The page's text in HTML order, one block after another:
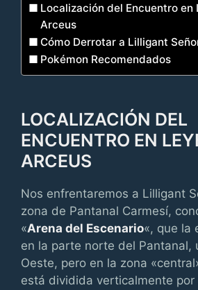
Localización del Encuentro en
Arceus
Cómo Derrotar a Lilligant
Pokémon Recomendados
LOCALIZACIÓN DEL
ENCUENTRO EN
ARCEUS
Nos enfrentaremos a Lilligant
zona de Pantanal Carmesí,
«Arena del Escenario«, que la
en la parte norte del Pantanal,
Oeste, pero en la zona
está dividida verticalmente por